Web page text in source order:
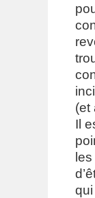
(et
Il